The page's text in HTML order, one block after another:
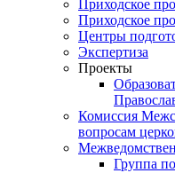
Приходское
Приходское
Центры
Экспертиза
Проекты
Комиссия
вопросам
Группа